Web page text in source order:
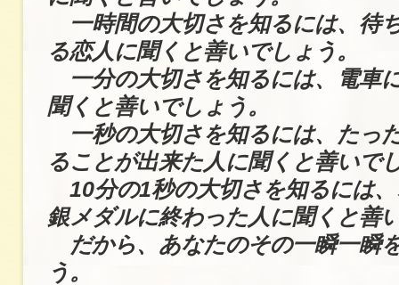
一時間の大切さを知るには、待
る恋人に聞くと善いでしょう。
一分の大切さを知るには、電車
聞くと善いでしょう。
一秒の大切さを知るには、たっ
ることが出来た人に聞くと善いで
10分の1秒の大切さを知るには
銀メダルに終わった人に聞くと善
だから、あなたのその一瞬一瞬
う。